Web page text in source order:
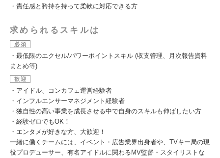
・責任感と矜持を持って柔軟に対応できる方
求められるスキルは
必須
・最低限のエクセル/パワーポイントスキル (収支管理、月次報告資料
まとめ等)
歓迎
・アイドル、コンカフェ運営経験者
・インフルエンサーマネジメント経験者
・独自性の高い事業を成長させる中で自身のスキルも伸ばしたい方
・経験ゼロでもOK！
・エンタメが好きな方、大歓迎！
一緒に働くチームには、イベント・広告業界出身者や、TVキー局の現
役プロデューサー、有名アイドルに関わるMV監督・スタイリストな